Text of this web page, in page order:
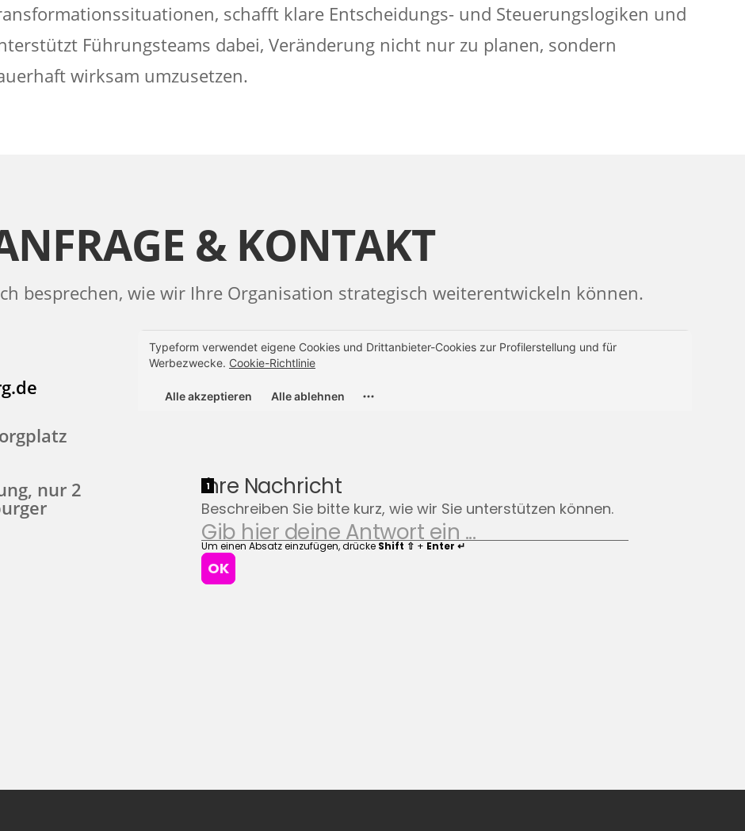
schafft klare Entscheidungs- und Steuerungslogiken und
Führungsteams dabei, Veränderung nicht nur zu planen, sondern
wirksam umzusetzen.
& KONTAKT
besprechen, wie wir Ihre Organisation strategisch weiterentwickeln können.
nur 2